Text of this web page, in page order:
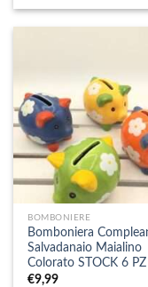
BOMBONIERE
Bomboniera
Salvadanaio Maialino
Colorato STOCK 6 PZ
€9,99